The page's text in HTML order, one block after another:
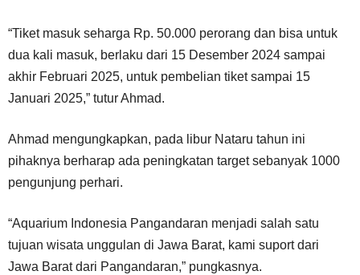
“Tiket masuk seharga Rp. 50.000 perorang dan bisa untuk
dua kali masuk, berlaku dari 15 Desember 2024 sampai
akhir Februari 2025, untuk pembelian tiket sampai 15
Januari 2025,” tutur Ahmad.
Ahmad mengungkapkan, pada libur Nataru tahun ini
pihaknya berharap ada peningkatan target sebanyak 1000
pengunjung perhari.
“Aquarium Indonesia Pangandaran menjadi salah satu
tujuan wisata unggulan di Jawa Barat, kami suport dari
Jawa Barat dari Pangandaran,” pungkasnya.